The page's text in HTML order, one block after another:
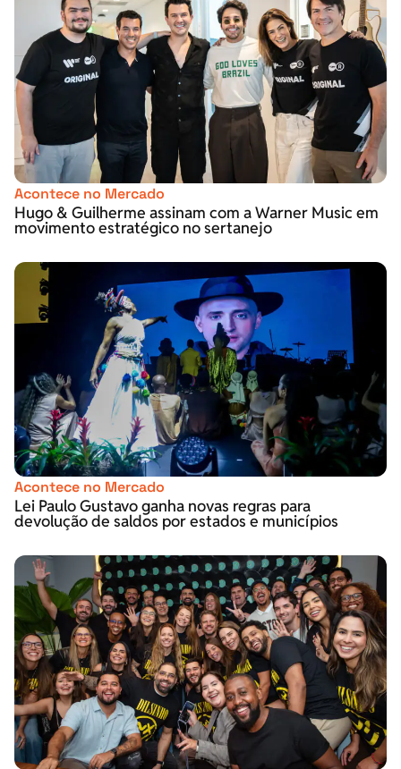
Acontece no Mercado
Hugo & Guilherme assinam com a Warner Music em
movimento estratégico no sertanejo
Acontece no Mercado
Lei Paulo Gustavo ganha novas regras para
devolução de saldos por estados e municípios